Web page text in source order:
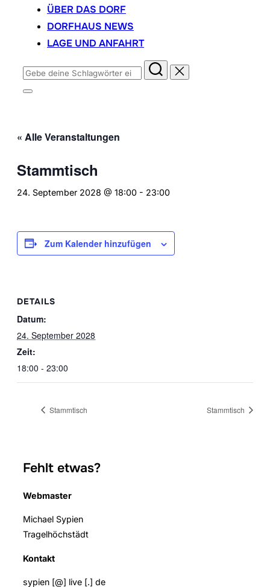
ÜBER DAS DORF
DORFHAUS NEWS
LAGE UND ANFAHRT
Suchen
nach:
Seitenleiste
« Alle Veranstaltungen
Stammtisch
24. September 2028 @ 18:00 - 23:00
Zum Kalender hinzufügen
DETAILS
Datum:
24. September 2028
Zeit:
18:00 - 23:00
Stammtisch Stammtisch
Fehlt etwas?
Webmaster
Michael Sypien
Tragelhöchstädt
Kontakt
sypien [@] live [.] de